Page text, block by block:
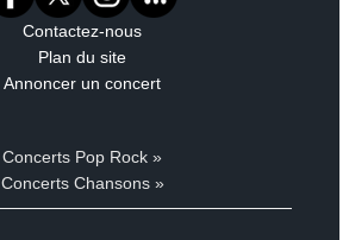
Contactez-nous
Plan du site
Annoncer un concert
Concerts Pop Rock »
Concerts Chansons »